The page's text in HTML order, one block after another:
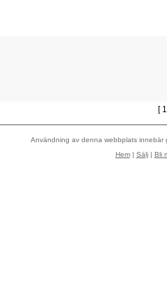
[
Användning av denna webbplats
Hem| Sälj| Bli